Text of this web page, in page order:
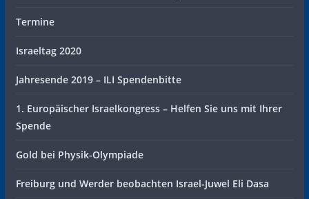
Termine
Israeltag 2020
Jahresende 2019 – ILI Spendenbitte
1. Europäischer Israelkongress – Helfen Sie uns mit Ihrer
Spende
Gold bei Physik-Olympiade
Freiburg und Werder beobachten Israel-Juwel Eli Dasa